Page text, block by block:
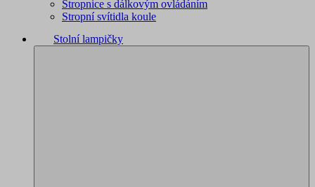
Stropnice s dálkovým ovládáním
Stropní svítidla koule
Stolní lampičky